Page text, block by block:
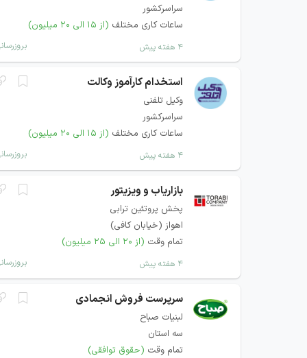
سراسرکشور
ساعات کاری مختلف (از ۱۵ الی ۲۰ میلیون)
۴ هفته پیش
استخدام کارآموز وکالت
وکیل تلفنی
سراسرکشور
ساعات کاری مختلف (از ۱۵ الی ۲۰ میلیون)
۴ هفته پیش
بازاریاب و ویزیتور
پخش پروتئین ترابی
اهواز (خيابان كافی)
تمام وقت (از ۲۰ الی ۲۵ میلیون)
۴ هفته پیش
سرپرست فروش انجمادی
لبنیات صباح
سه استان
تمام وقت (حقوق توافقی)